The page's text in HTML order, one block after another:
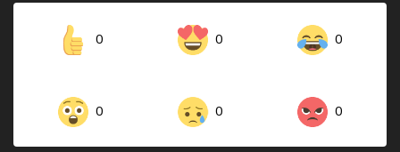
0 0 0
0 0 0